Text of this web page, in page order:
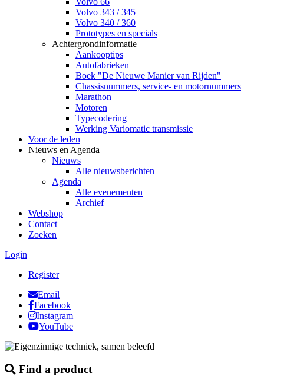
Volvo 343 / 345
Volvo 340 / 360
Prototypes en specials
Achtergrondinformatie
Aankooptips
Autofabrieken
Boek "De Nieuwe Manier van Rijden"
Chassisnummers, service- en motornummers
Marathon
Motoren
Typecodering
Werking Variomatic transmissie
Voor de leden
Nieuws en Agenda
Nieuws
Alle nieuwsberichten
Agenda
Alle evenementen
Archief
Webshop
Contact
Zoeken
Login
Register
Email
Facebook
Instagram
YouTube
Find a product